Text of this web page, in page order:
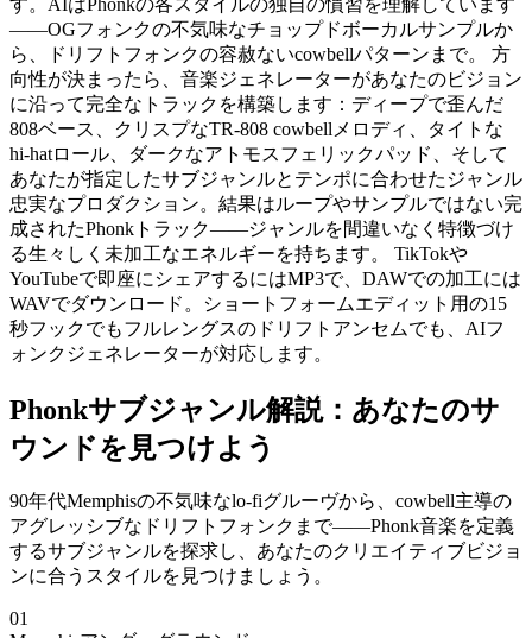
——OGフォンクの不気味なチョップドボーカルサンプルか
ら、ドリフトフォンクの容赦ないcowbellパターンまで。 方
向性が決まったら、音楽ジェネレーターがあなたのビジョン
に沿って完全なトラックを構築します：ディープで歪んだ
808ベース、クリスプなTR-808 cowbellメロディ、タイトな
hi-hatロール、ダークなアトモスフェリックパッド、そして
あなたが指定したサブジャンルとテンポに合わせたジャンル
忠実なプロダクション。結果はループやサンプルではない完
成されたPhonkトラック——ジャンルを間違いなく特徴づけ
る生々しく未加工なエネルギーを持ちます。 TikTokや
YouTubeで即座にシェアするにはMP3で、DAWでの加工には
WAVでダウンロード。ショートフォームエディット用の15
秒フックでもフルレングスのドリフトアンセムでも、AIフ
ォンクジェネレーターが対応します。
Phonkサブジャンル解説：あなたのサ
ウンドを見つけよう
90年代Memphisの不気味なlo-fiグルーヴから、cowbell主導の
アグレッシブなドリフトフォンクまで——Phonk音楽を定義
するサブジャンルを探求し、あなたのクリエイティブビジョ
ンに合うスタイルを見つけましょう。
01